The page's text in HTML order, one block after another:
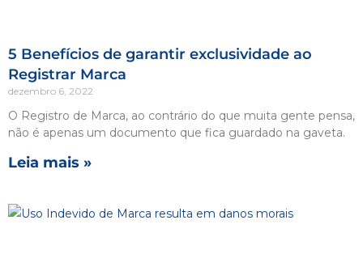
5 Benefícios de garantir exclusividade ao
Registrar Marca
dezembro 6, 2022
O Registro de Marca, ao contrário do que muita gente pensa,
não é apenas um documento que fica guardado na gaveta.
Leia mais »